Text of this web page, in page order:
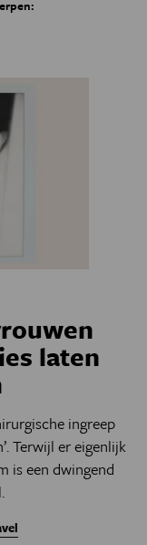
laten
ingreep
Terwijl er eigenlijk
is een dwingend